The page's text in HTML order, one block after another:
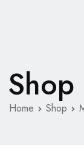
Shop
Home Shop